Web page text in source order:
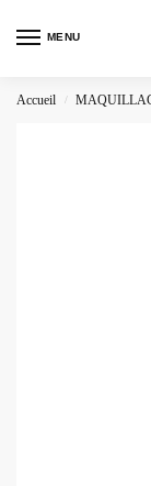
MENU
Accueil /